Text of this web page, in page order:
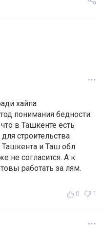
хайпа.
понимания бедности.
в Ташкенте есть
строительства
Ташкента и Таш обл
не согласится. А к
работать за лям.
0 1